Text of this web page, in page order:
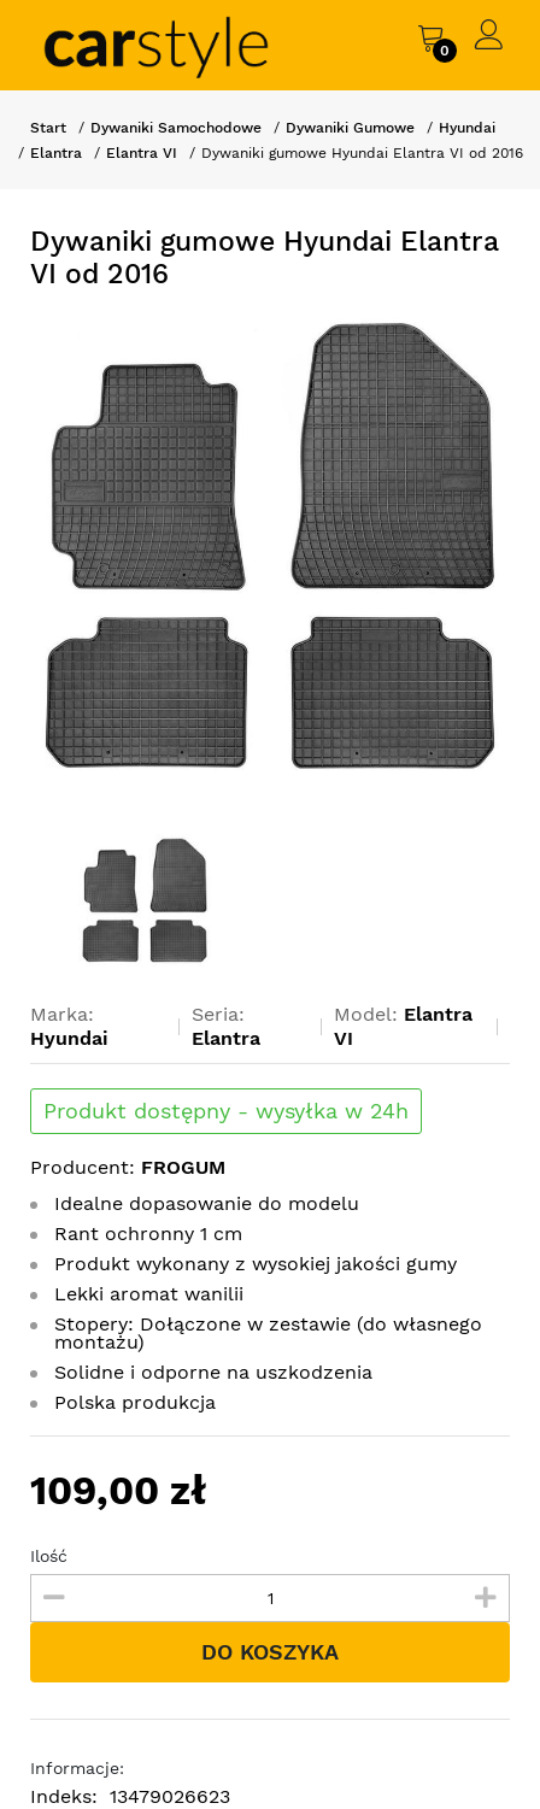
0
Start Dywaniki Samochodowe Dywaniki Gumowe
Hyundai
Elantra
Elantra VI Dywaniki gumowe Hyundai Elantra VI od 2016
Dywaniki gumowe Hyundai Elantra
VI od 2016
Marka:
Hyundai
Seria:
Elantra
Model: Elantra
VI
Produkt dostępny - wysyłka w 24h
Producent: FROGUM
Idealne dopasowanie do modelu
Rant ochronny 1 cm
Produkt wykonany z wysokiej jakości gumy
Lekki aromat wanilii
Stopery: Dołączone w zestawie (do własnego
montażu)
Solidne i odporne na uszkodzenia
Polska produkcja
109,00 zł
Ilość
DO KOSZYKA
Informacje:
Indeks: 13479026623